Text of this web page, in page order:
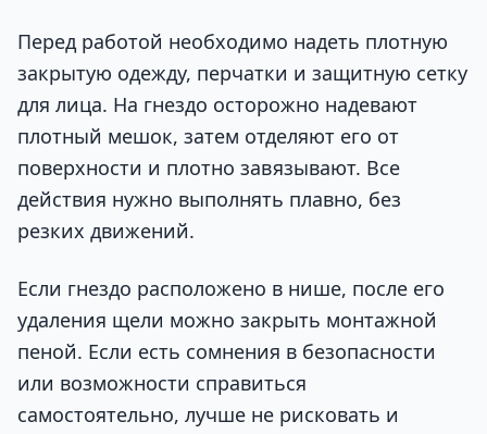
Перед работой необходимо надеть плотную
закрытую одежду, перчатки и защитную сетку
для лица. На гнездо осторожно надевают
плотный мешок, затем отделяют его от
поверхности и плотно завязывают. Все
действия нужно выполнять плавно, без
резких движений.
Если гнездо расположено в нише, после его
удаления щели можно закрыть монтажной
пеной. Если есть сомнения в безопасности
или возможности справиться
самостоятельно, лучше не рисковать и